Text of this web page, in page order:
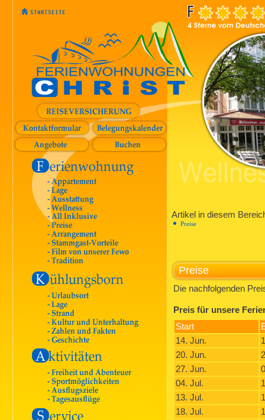
Artikel in diesem
Preise
Preise
Die nachfolgenden
Preis für unsere
Start
14. Jun.
20. Jun.
27. Jun.
04. Jul.
13. Jul.
18. Jul.